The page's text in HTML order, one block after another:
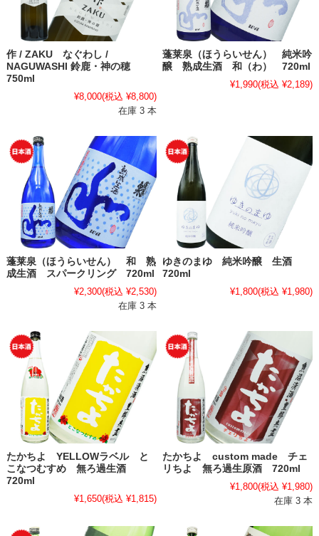
作 / ZAKU なぐわし /
NAGUWASHI 鈴鹿・神の穂
750ml
¥8,000(税込 ¥8,800)
在庫 3 本
蓬莱泉（ほうらいせん） 純米吟
醸 熟成生酒 和（わ） 720ml
¥1,990(税込 ¥2,189)
蓬莱泉（ほうらいせん） 和 熟
成生酒 スパークリング 720ml
¥2,300(税込 ¥2,530)
在庫 3 本
ゆきのまゆ 純米吟醸 生酒
720ml
¥1,800(税込 ¥1,980)
たかちよ YELLOWラベル と
こなつむすめ 無ろ過生酒
720ml
¥1,650(税込 ¥1,815)
たかちよ custom made チェ
リちよ 無ろ過生原酒 720ml
¥1,800(税込 ¥1,980)
在庫 3 本